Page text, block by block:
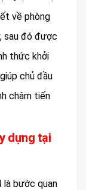
về phòng
sau đó được
thức khởi
chủ đầu
chậm tiến
dựng tại
là bước quan